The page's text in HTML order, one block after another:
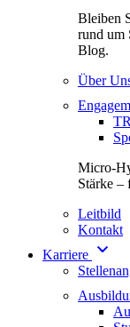
Bleiben
rund um
Blog.
Über
Micro-
Stärke –
Leitbild
Kontakt
Karriere